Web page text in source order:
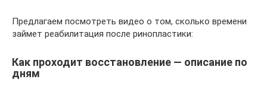
Предлагаем посмотреть видео о том, сколько времени
займет реабилитация после ринопластики:
Как проходит восстановление — описание по
дням